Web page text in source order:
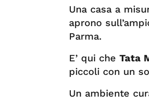
Una casa a
aprono
Parma.
E’ qui che Tata
piccoli con un
Un ambiente